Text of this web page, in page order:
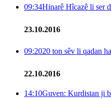
09:34Hinarê Hîcazê li ser
23.10.2016
09:2020 ton sêv li qadan
22.10.2016
14:10Guven: Kurdistan ji